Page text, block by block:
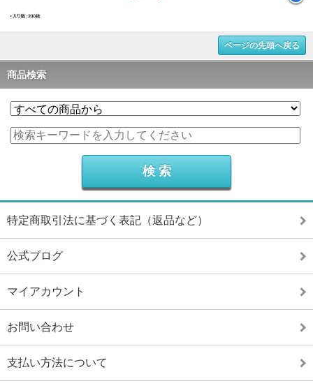
ページの先頭へ戻る
商品検索
特定商取引法に基づく表記（返品など）
公式ブログ
マイアカウント
お問い合わせ
支払い方法について